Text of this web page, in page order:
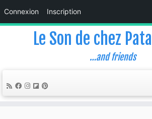
Connexion Inscription
Le Son de chez
…and friends